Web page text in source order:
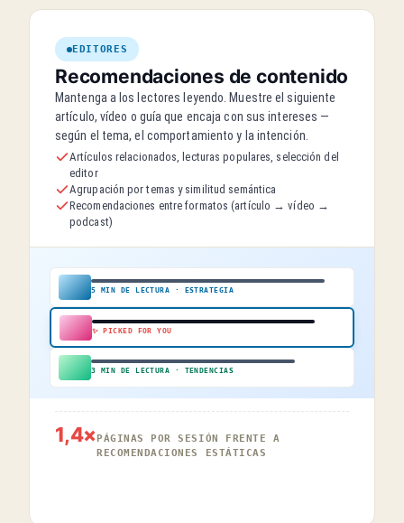
EDITORES
Recomendaciones de contenido
Mantenga a los lectores leyendo. Muestre el siguiente
artículo, vídeo o guía que encaja con sus intereses —
según el tema, el comportamiento y la intención.
Artículos relacionados, lecturas populares, selección del
editor
Agrupación por temas y similitud semántica
Recomendaciones entre formatos (artículo → vídeo →
podcast)
5 MIN DE LECTURA · ESTRATEGIA
✨ PICKED FOR YOU
3 MIN DE LECTURA · TENDENCIAS
1,4×PÁGINAS POR SESIÓN FRENTE A
RECOMENDACIONES ESTÁTICAS